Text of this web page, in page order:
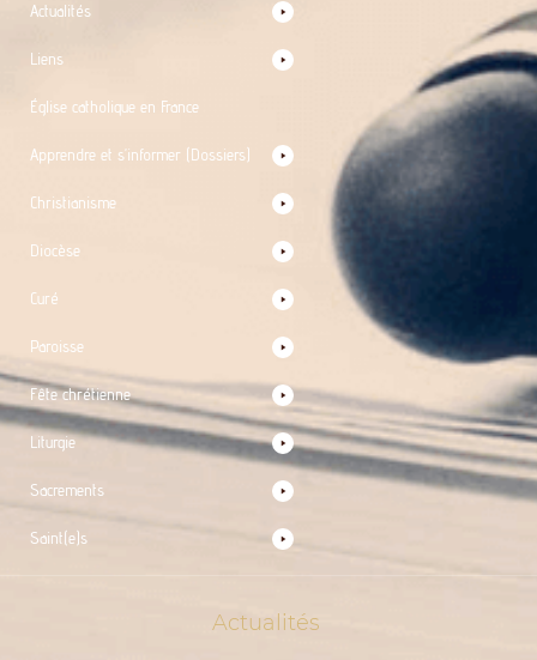
Actualités
Liens
Église catholique en France
Apprendre et s’informer (Dossiers)
Christianisme
Diocèse
Curé
Paroisse
Fête chrétienne
Liturgie
Sacrements
Saint(e)s
Actualités